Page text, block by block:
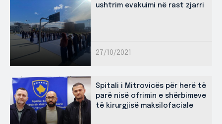
ushtrim evakuimi në rast zjarri
27/10/2021
Spitali i Mitrovicës për herë të
parë nisë ofrimin e shërbimeve
të kirurgjisë maksilofaciale